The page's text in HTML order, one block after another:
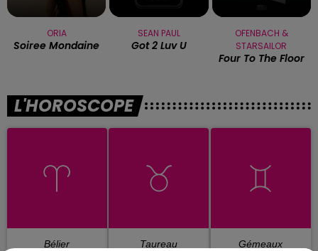
ORIA
Soiree Mondaine
SEAN PAUL
Got 2 Luv U
OFENBACH &
STARSAILOR
Four To The Floor
L'HOROSCOPE
Bélier Taureau Gémeaux